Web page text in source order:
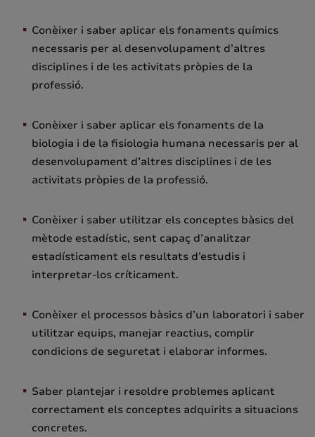
Conèixer i saber aplicar els fonaments químics
necessaris per al desenvolupament d’altres
disciplines i de les activitats pròpies de la
professió.
Conèixer i saber aplicar els fonaments de la
biologia i de la fisiologia humana necessaris per al
desenvolupament d’altres disciplines i de les
activitats pròpies de la professió.
Conèixer i saber utilitzar els conceptes bàsics del
mètode estadístic, sent capaç d’analitzar
estadísticament els resultats d’estudis i
interpretar-los críticament.
Conèixer el processos bàsics d’un laboratori i saber
utilitzar equips, manejar reactius, complir
condicions de seguretat i elaborar informes.
Saber plantejar i resoldre problemes aplicant
correctament els conceptes adquirits a situacions
concretes.